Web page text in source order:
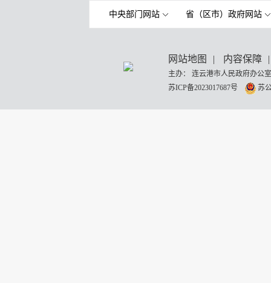
中央部门网站 省（区市）政府网站
网站地图 | 内容保障 |
主办： 连云港市人民政府办
苏ICP备2023017687号
苏